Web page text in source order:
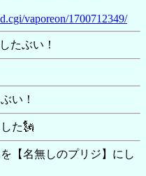
vaporeon/1700712349/
たぶい！
い！
た🗽
【名無しのプリジ】にし